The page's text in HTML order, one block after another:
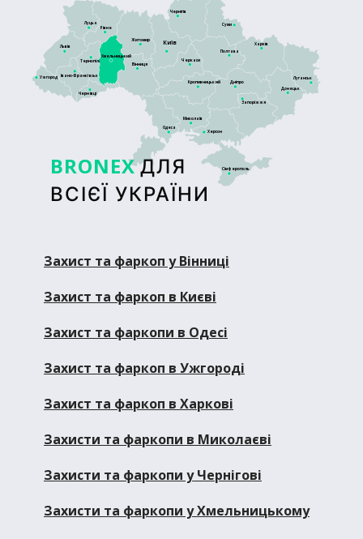
BRONEX ДЛЯ
ВСІЄЇ УКРАЇНИ
Сімферополь
Луцьк
Київ
Житомир
Тернопіль
Рівне
Львів
Дніпро
Кропивницький
Харків
Полтава
Черкаси
Суми
Чернігів
Запоріжжя
Херсон
Донецьк
Луганськ
Ужгород
Чернівці
Вінниця
Хмельницький
Івано-Франківськ
Миколаїв
Одеса
Захист та фаркоп у Вінниці
Захист та фаркоп в Києві
Захист та фаркопи в Одесі
Захист та фаркоп в Ужгороді
Захист та фаркоп в Харкові
Захисти та фаркопи в Миколаєві
Захисти та фаркопи у Чернігові
Захисти та фаркопи у Хмельницькому